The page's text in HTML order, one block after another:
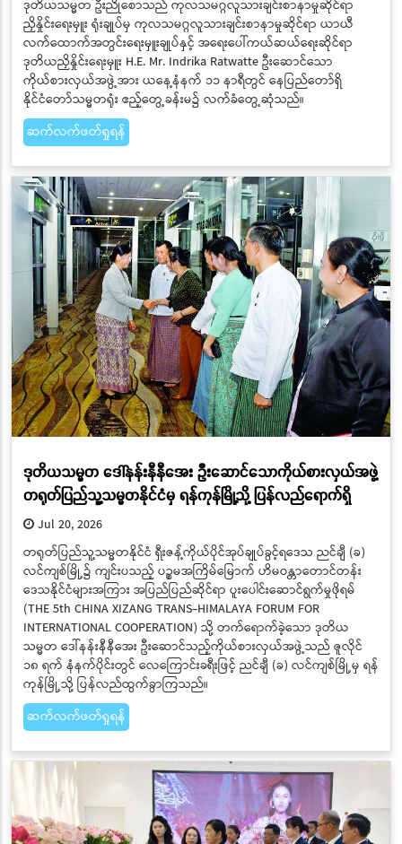
ဒုတိယသမ္မတ ဦးညိုစောသည် ကုလသမဂ္ဂလူသားချင်းစာနာမှုဆိုင်ရာ
ညှိနှိုင်းရေးမှူး ရုံးချုပ်မှ ကုလသမဂ္ဂလူသားချင်းစာနာမှုဆိုင်ရာ ယာယီ
လက်ထောက်အတွင်းရေးမှူးချုပ်နှင့် အရေးပေါ်ကယ်ဆယ်ရေးဆိုင်ရာ
ဒုတိယညှိနှိုင်းရေးမှူး H.E. Mr. Indrika Ratwatte ဦးဆောင်သော
ကိုယ်စားလှယ်အဖွဲ့အား ယနေ့နံနက် ၁၁ နာရီတွင် နေပြည်တော်ရှိ
နိုင်ငံတော်သမ္မတရုံး ဧည့်တွေ့ခန်းမ၌ လက်ခံတွေ့ဆုံသည်။
ဆက်လက်ဖတ်ရှုရန်
ဒုတိယသမ္မတ ဒေါ်နန်းနီနီအေး ဦးဆောင်သောကိုယ်စားလှယ်အဖွဲ့
တရုတ်ပြည်သူ့သမ္မတနိုင်ငံမှ ရန်ကုန်မြို့သို့ ပြန်လည်ရောက်ရှိ
Jul 20, 2026
တရုတ်ပြည်သူ့သမ္မတနိုင်ငံ ရှီးဇန့်ကိုယ်ပိုင်အုပ်ချုပ်ခွင့်ရဒေသ ညင်ချီ (ခ)
လင်ကျစ်မြို့၌ ကျင်းပသည့် ပဉ္စမအကြိမ်မြောက် ဟိမဝန္တာတောင်တန်း
ဒေသနိုင်ငံများအကြား အပြည်ပြည်ဆိုင်ရာ ပူးပေါင်းဆောင်ရွက်မှုဖိုရမ်
(THE 5th CHINA XIZANG TRANS-HIMALAYA FORUM FOR
INTERNATIONAL COOPERATION) သို့ တက်ရောက်ခဲ့သော ဒုတိယ
သမ္မတ ဒေါ်နန်းနီနီအေး ဦးဆောင်သည့်ကိုယ်စားလှယ်အဖွဲ့သည် ဇူလိုင်
၁၈ ရက် နံနက်ပိုင်းတွင် လေကြောင်းခရီးဖြင့် ညင်ချီ (ခ) လင်ကျစ်မြို့မှ ရန်
ကုန်မြို့သို့ ပြန်လည်ထွက်ခွာကြသည်။
ဆက်လက်ဖတ်ရှုရန်